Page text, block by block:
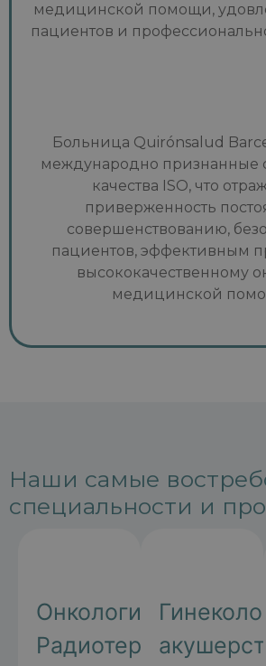
медицинской помощи,
пациентов и
Больница Quirónsalud
международно признанные
качества ISO, что
приверженность
совершенствованию,
пациентов, эффективным
высококачественному
медицинской
Наши самые
специальности и
Онкология и
Радиотерапия